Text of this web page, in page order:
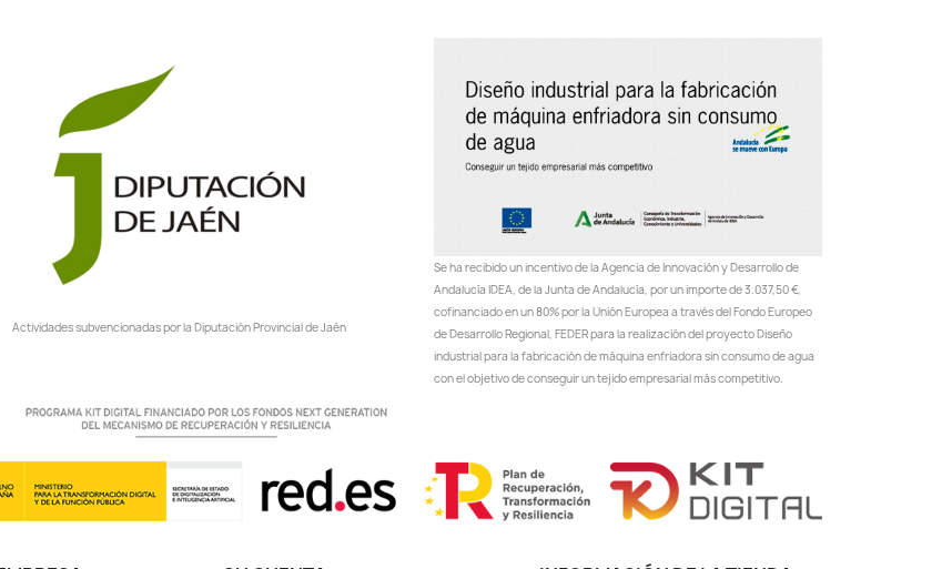
Actividades subvencionadas por la Diputación Provincial de Jaén
Se ha recibido un incentivo de la Agencia de Innovación y Desarrollo de
Andalucía IDEA, de la Junta de Andalucía, por un importe de 3.037,50 €,
cofinanciado en un 80% por la Unión Europea a través del Fondo Europeo
de Desarrollo Regional, FEDER para la realización del proyecto Diseño
industrial para la fabricación de máquina enfriadora sin consumo de agua
con el objetivo de conseguir un tejido empresarial más competitivo.